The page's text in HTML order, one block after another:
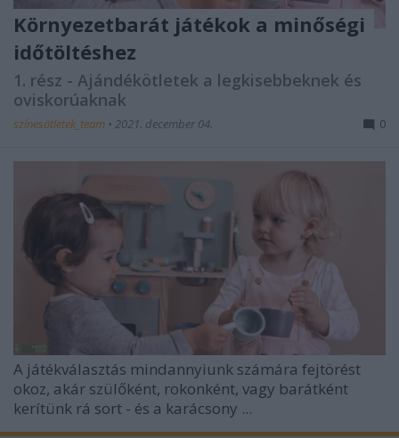
Környezetbarát játékok a minőségi
időtöltéshez
1. rész - Ajándékötletek a legkisebbeknek és
oviskorúaknak
színesötletek_team • 2021. december 04. 0
A játékválasztás mindannyiunk számára fejtörést
okoz, akár szülőként, rokonként, vagy barátként
kerítünk rá sort - és a karácsony ...